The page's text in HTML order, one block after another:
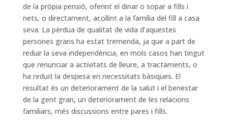
de la pròpia pensió, oferint el dinar o sopar a fills i
nets, o directament, acollint a la família del fill a casa
seva. La pèrdua de qualitat de vida d’aquestes
persones grans ha estat tremenda, ja que a part de
reduir la seva independència, en mols casos han tingut
que renunciar a activitats de lleure, a tractaments, o
ha reduït la despesa en necessitats bàsiques. El
resultat és un deteriorament de la salut i el benestar
de la gent gran, un deteriorament de les relacions
familiars, més discussions entre pares i fills.